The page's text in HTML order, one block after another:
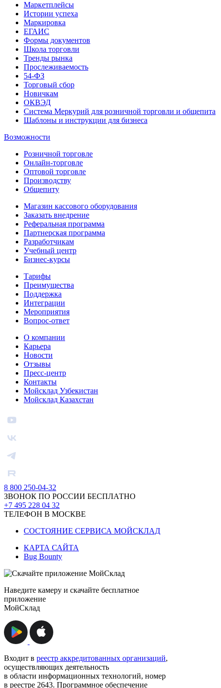
Маркетплейсы
Истории успеха
Маркировка
ЕГАИС
Формы документов
Школа торговли
Тренды рынка
Прослеживаемость
54-ФЗ
Торговый сбор
Новичкам
ОКВЭД
Система Меркурий для розничной торговли и общепита
Шаблоны и инструкции для бизнеса
Возможности
Розничной торговле
Онлайн-торговле
Оптовой торговле
Производству
Общепиту
Магазин кассового оборудования
Заказать внедрение
Реферальная программа
Партнерская программа
Разработчикам
Учебный центр
Бизнес‑курсы
Тарифы
Преимущества
Поддержка
Интеграции
Мероприятия
Вопрос-ответ
О компании
Карьера
Новости
Отзывы
Пресс-центр
Контакты
Мойсклад Узбекистан
Мойсклад Казахстан
8 800 250-04-32
ЗВОНОК ПО РОССИИ БЕСПЛАТНО
+7 495 228 04 32
ТЕЛЕФОН В МОСКВЕ
СОСТОЯНИЕ СЕРВИСА МОЙСКЛАД
КАРТА САЙТА
Bug Bounty
Наведите камеру и скачайте бесплатное
приложение
МойСклад
Входит в реестр аккредитованных организаций,
осуществляющих деятельность
в области информационных технологий, номер
в реестре 2643. Программное обеспечение